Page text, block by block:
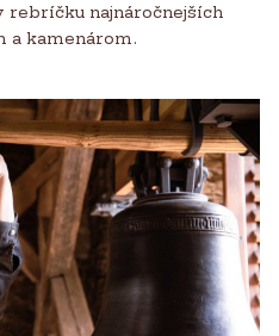
najnáročnejších
a kamenárom.